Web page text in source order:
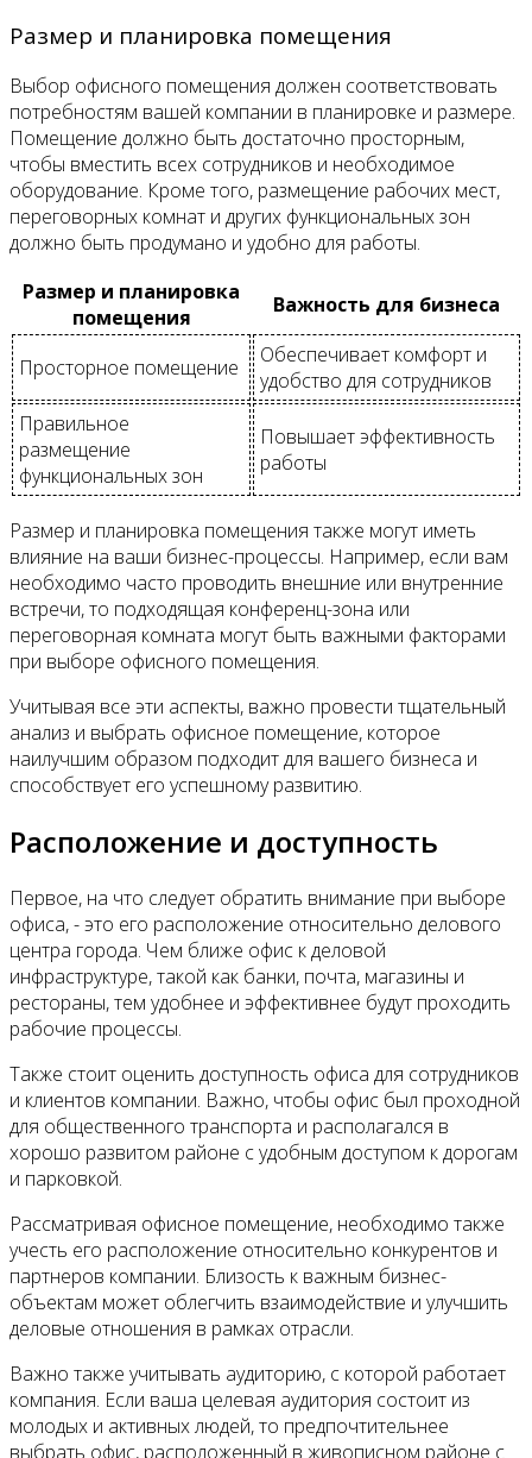
Размер и планировка помещения
Выбор офисного помещения должен соответствовать
потребностям вашей компании в планировке и размере.
Помещение должно быть достаточно просторным,
чтобы вместить всех сотрудников и необходимое
оборудование. Кроме того, размещение рабочих мест,
переговорных комнат и других функциональных зон
должно быть продумано и удобно для работы.
Размер и планировка
помещения
Важность для бизнеса
Просторное помещение
Обеспечивает комфорт и
удобство для сотрудников
Правильное
размещение
функциональных зон
Повышает эффективность
работы
Размер и планировка помещения также могут иметь
влияние на ваши бизнес-процессы. Например, если вам
необходимо часто проводить внешние или внутренние
встречи, то подходящая конференц-зона или
переговорная комната могут быть важными факторами
при выборе офисного помещения.
Учитывая все эти аспекты, важно провести тщательный
анализ и выбрать офисное помещение, которое
наилучшим образом подходит для вашего бизнеса и
способствует его успешному развитию.
Расположение и доступность
Первое, на что следует обратить внимание при выборе
офиса, - это его расположение относительно делового
центра города. Чем ближе офис к деловой
инфраструктуре, такой как банки, почта, магазины и
рестораны, тем удобнее и эффективнее будут проходить
рабочие процессы.
Также стоит оценить доступность офиса для сотрудников
и клиентов компании. Важно, чтобы офис был проходной
для общественного транспорта и располагался в
хорошо развитом районе с удобным доступом к дорогам
и парковкой.
Рассматривая офисное помещение, необходимо также
учесть его расположение относительно конкурентов и
партнеров компании. Близость к важным бизнес-
объектам может облегчить взаимодействие и улучшить
деловые отношения в рамках отрасли.
Важно также учитывать аудиторию, с которой работает
компания. Если ваша целевая аудитория состоит из
молодых и активных людей, то предпочтительнее
выбрать офис, расположенный в живописном районе с